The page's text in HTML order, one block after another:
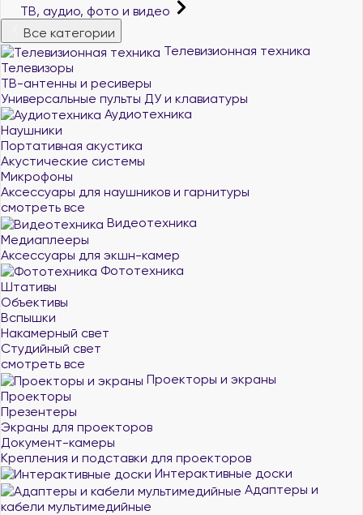
ТВ, аудио, фото и видео
Все категории
Телевизионная техника
Телевизоры
ТВ-антенны и ресиверы
Универсальные пульты ДУ и клавиатуры
Аудиотехника
Наушники
Портативная акустика
Акустические системы
Микрофоны
Аксессуары для наушников и гарнитуры
смотреть все
Видеотехника
Медиаплееры
Аксессуары для экшн-камер
Фототехника
Штативы
Объективы
Вспышки
Накамерный свет
Студийный свет
смотреть все
Проекторы и экраны
Проекторы
Презентеры
Экраны для проекторов
Документ-камеры
Крепления и подставки для проекторов
Интерактивные доски
Адаптеры и
кабели мультимедийные